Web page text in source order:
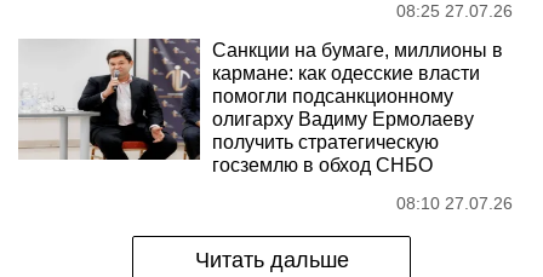
08:25 27.07.26
Санкции на бумаге, миллионы в
кармане: как одесские власти
помогли подсанкционному
олигарху Вадиму Ермолаеву
получить стратегическую
госземлю в обход СНБО
08:10 27.07.26
Читать дальше